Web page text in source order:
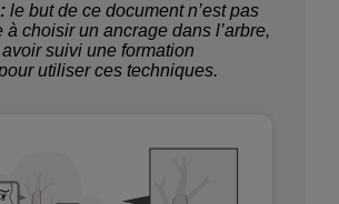
le but de ce document n’est pas
à choisir un ancrage dans l’arbre,
suivi une formation
utiliser ces techniques.